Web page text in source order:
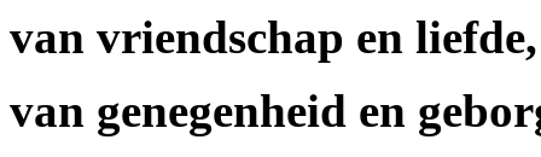
van vriendschap en liefde,
van genegenheid en